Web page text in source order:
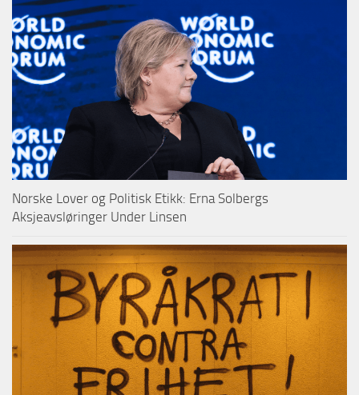
Norske Lover og Politisk Etikk: Erna Solbergs
Aksjeavsløringer Under Linsen